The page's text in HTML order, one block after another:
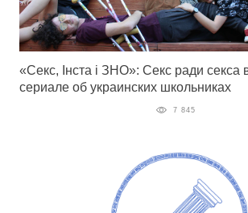
«Секс, Інста і ЗНО»: Секс ради секса
сериале об украинских школьниках
7 845